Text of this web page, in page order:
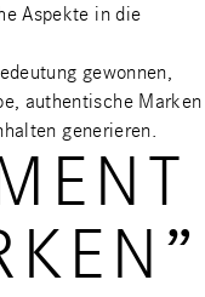
Aspekte in die
gewonnen,
authentische Marken
generieren.